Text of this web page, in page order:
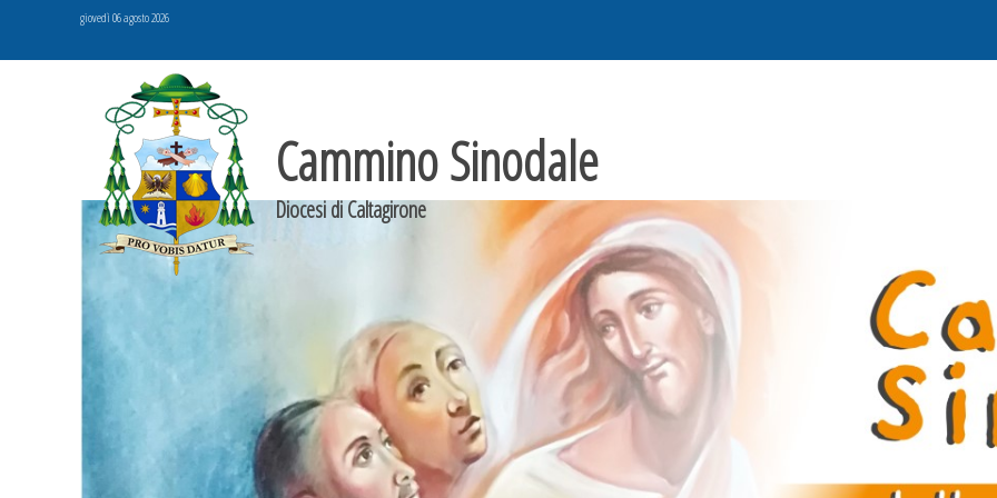
giovedì 06 agosto 2026
Cammino Sinodale
Diocesi di Caltagirone